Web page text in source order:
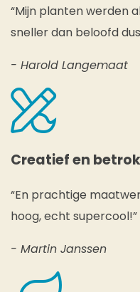
“Mijn planten werden
sneller dan beloofd
- Harold Langemaat
Creatief en
“En prachtige
hoog, echt supercool!”
- Martin Janssen